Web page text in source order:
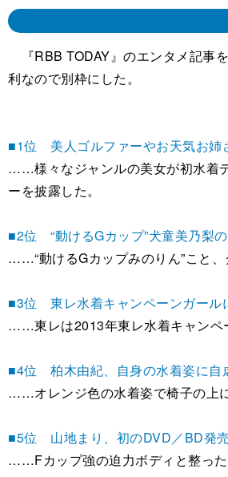
『RBB TODAY』のエンタメ記事
利なので別枠にした。
■1位 美人ゴルファーやお天気お姉
……様々なジャンルの美女が初水着
ーを披露した。
■2位 “動けるGカップ”犬童美乃梨
……“動けるGカップみのりん”こと、
■3位 東レ水着キャンペーンガー
……東レは2013年東レ水着キャンペ
■4位 柏木由紀、自身の水着姿に自
……オレンジ色の水着姿で椅子の上
■5位 山地まり、初のDVD／BD発
……Fカップ強の迫力ボディと整った